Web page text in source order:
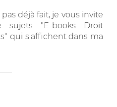
déjà fait, je vous invite
"E-books Droit
qui s'affichent dans ma